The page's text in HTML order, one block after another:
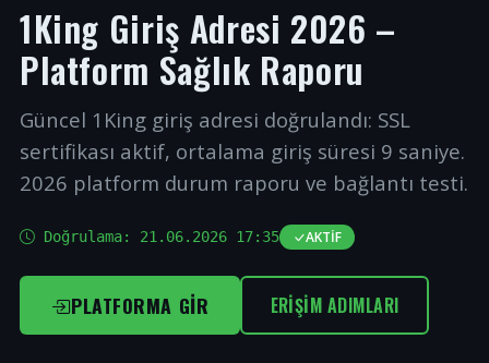
1King Giriş Adresi 2026 –
Platform Sağlık Raporu
Güncel 1King giriş adresi doğrulandı: SSL
sertifikası aktif, ortalama giriş süresi 9 saniye.
2026 platform durum raporu ve bağlantı testi.
Doğrulama: 21.06.2026 17:35 AKTIF
PLATFORMA GIR ERIŞIM ADIMLARI